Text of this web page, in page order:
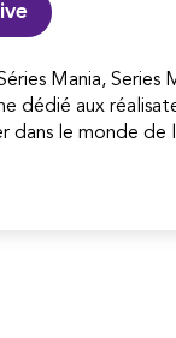
Mania, Series
dédié aux
dans le monde de